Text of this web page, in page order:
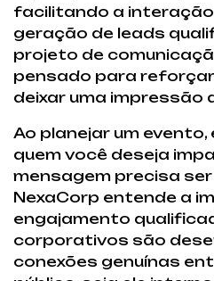
facilitando a interação
geração de leads
projeto de
pensado para
deixar uma impressão
Ao planejar um
quem você deseja
mensagem precisa
NexaCorp entende a
engajamento
corporativos são
conexões genuínas